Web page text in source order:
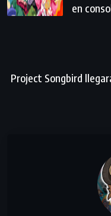
en
Project Songbird